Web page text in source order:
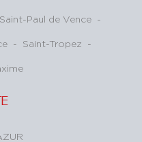
Saint-Paul de Vence -
- Saint-Tropez -